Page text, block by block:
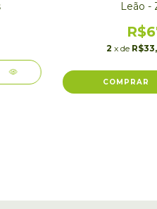
Leão -
2 x de